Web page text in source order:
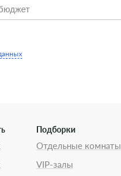
Подборки
Отдельные комнаты
VIP-залы